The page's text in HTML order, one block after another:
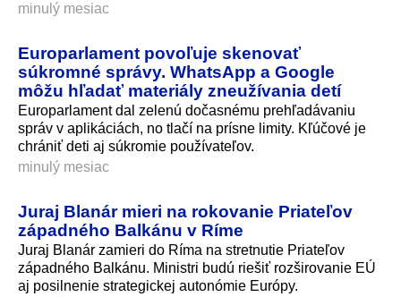
minulý mesiac
Europarlament povoľuje skenovať
súkromné správy. WhatsApp a Google
môžu hľadať materiály zneužívania detí
Europarlament dal zelenú dočasnému prehľadávaniu
správ v aplikáciách, no tlačí na prísne limity. Kľúčové je
chrániť deti aj súkromie používateľov.
minulý mesiac
Juraj Blanár mieri na rokovanie Priateľov
západného Balkánu v Ríme
Juraj Blanár zamieri do Ríma na stretnutie Priateľov
západného Balkánu. Ministri budú riešiť rozširovanie EÚ
aj posilnenie strategickej autonómie Európy.